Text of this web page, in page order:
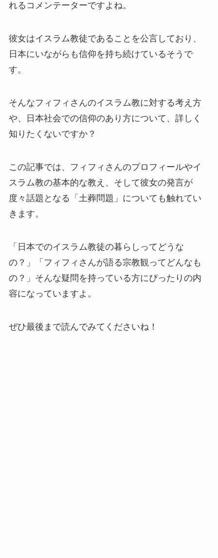
れるコメンテーターですよね。
彼女はイスラム教徒であることを公言しており、
日本にいながらも信仰を持ち続けているそうで
す。
そんなフィフィさんのイスラム教に対する考え方
や、日本社会での信仰のあり方について、詳しく
知りたくないですか？
この記事では、フィフィさんのプロフィールやイ
スラム教の基本的な教え、そして彼女の発言が
度々話題となる「土葬問題」についても触れてい
きます。
「日本でのイスラム教徒の暮らしってどうな
の？」「フィフィさんが語る宗教観ってどんなも
の？」そんな疑問を持っている方にぴったりの内
容になっていますよ。
ぜひ最後まで読んでみてくださいね！